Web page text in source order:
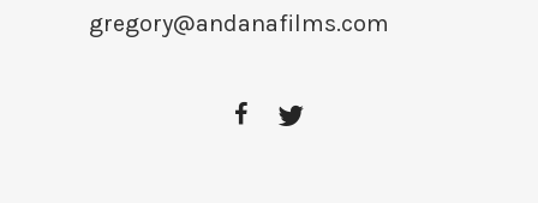
gregory@andanafilms.com